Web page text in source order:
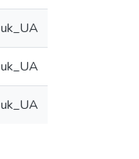
uk_UA
uk_UA
uk_UA